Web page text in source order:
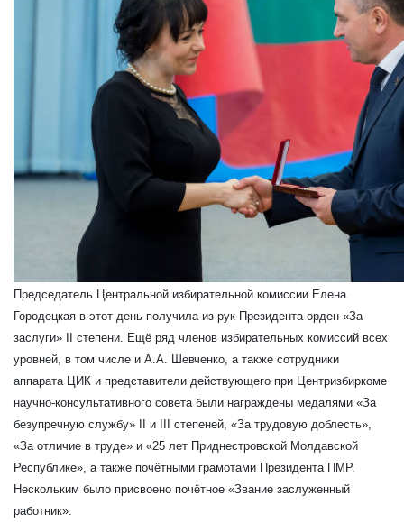
Председатель Центральной избирательной комиссии Елена
Городецкая в этот день получила из рук Президента орден «За
заслуги» II степени. Ещё ряд членов избирательных комиссий всех
уровней, в том числе и А.А. Шевченко, а также сотрудники
аппарата ЦИК и представители действующего при Центризбиркоме
научно-консультативного совета были награждены медалями «За
безупречную службу» II и III степеней, «За трудовую доблесть»,
«За отличие в труде» и «25 лет Приднестровской Молдавской
Республике», а также почётными грамотами Президента ПМР.
Нескольким было присвоено почётное «Звание заслуженный
работник».